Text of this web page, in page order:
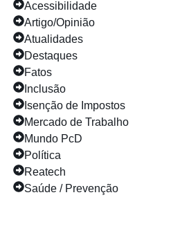
Acessibilidade
Artigo/Opinião
Atualidades
Destaques
Fatos
Inclusão
Isenção de Impostos
Mercado de Trabalho
Mundo PcD
Política
Reatech
Saúde / Prevenção